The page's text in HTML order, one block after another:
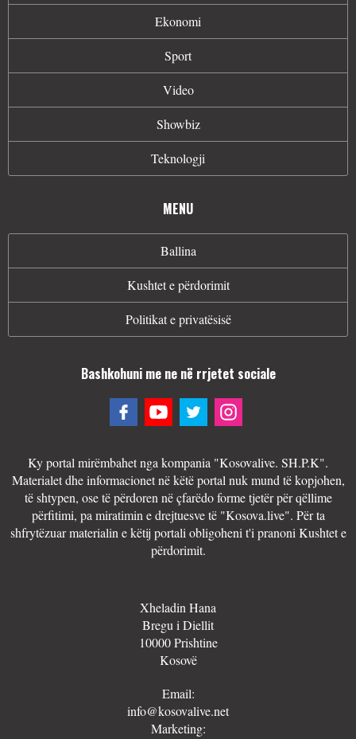
Ekonomi
Sport
Video
Showbiz
Teknologji
MENU
Ballina
Kushtet e përdorimit
Politikat e privatësisë
Bashkohuni me ne në rrjetet sociale
Ky portal mirëmbahet nga kompania "Kosovalive. SH.P.K".
Materialet dhe informacionet në këtë portal nuk mund të kopjohen,
të shtypen, ose të përdoren në çfarëdo forme tjetër për qëllime
përfitimi, pa miratimin e drejtuesve të "Kosova.live". Për ta
shfrytëzuar materialin e këtij portali obligoheni t'i pranoni Kushtet e
përdorimit.
Xheladin Hana
Bregu i Diellit
10000 Prishtine
Kosovë
Email:
info@kosovalive.net
Marketing: